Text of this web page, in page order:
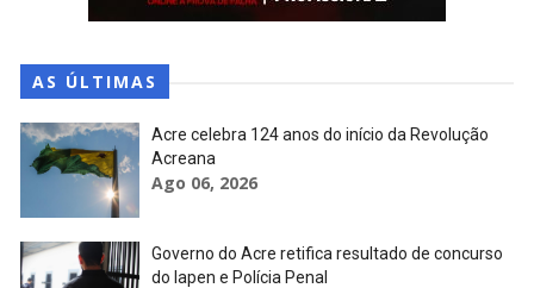
AS ÚLTIMAS
Acre celebra 124 anos do início da Revolução
Acreana
Ago 06, 2026
Governo do Acre retifica resultado de concurso
do Iapen e Polícia Penal